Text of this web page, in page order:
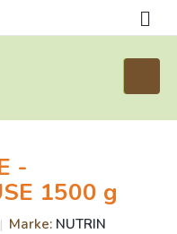
-
1500 g
Marke: NUTRIN